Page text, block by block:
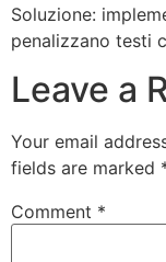
Soluzione:
penalizzano testi
Leave a
Your email
fields are marked
Comment *